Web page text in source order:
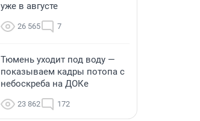
уже в августе
26 565 7
Тюмень уходит под воду —
показываем кадры потопа с
небоскреба на ДОКе
23 862 172